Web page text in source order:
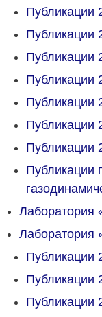
Публикации
Публикации
Публикации
Публикации
Публикации
Публикации
Публикации
Публикации
Лаборатория
Лаборатория
Публикации
Публикации
Публикации